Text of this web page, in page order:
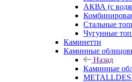
АКВА (с
Стальные
Чугунные
Каминетти
Каминные
Назад
Каминные